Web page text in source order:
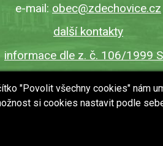
e-mail: obec@zdechovice.cz
další kontakty
informace dle z. č. 106/1999
"Povolit všechny cookies" nám
si cookies nastavit podle